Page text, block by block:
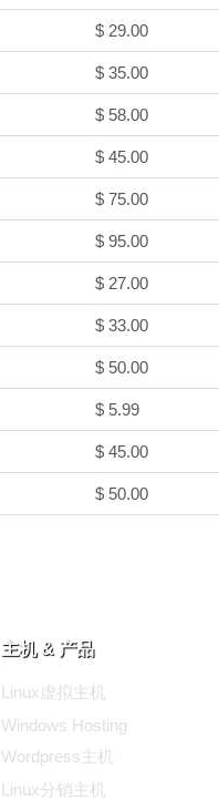
$ 29.00
$ 35.00
$ 58.00
$ 45.00
$ 75.00
$ 95.00
$ 27.00
$ 33.00
$ 50.00
$ 5.99
$ 45.00
$ 50.00
主机 & 产品
Linux虚拟主机
Windows Hosting
Wordpress主机
Linux分销主机